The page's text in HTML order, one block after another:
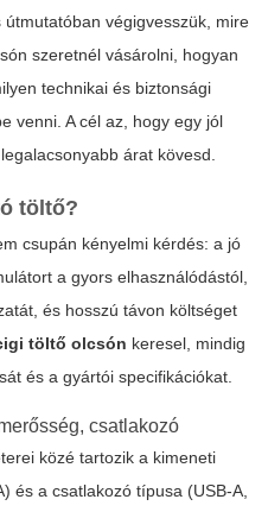
végigvesszük, mire
szeretnél vásárolni, hogyan
technikai és biztonsági
venni. A cél az, hogy egy jól
árat kövesd.
töltő?
csupán kényelmi kérdés: a jó
a gyors elhasználódástól,
és hosszú távon költséget
töltő olcsón keresel, mindig
és a gyártói specifikációkat.
csatlakozó
közé tartozik a kimeneti
és a csatlakozó típusa (USB-A,